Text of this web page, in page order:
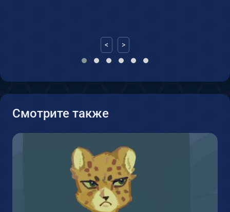
< >
Смотрите также